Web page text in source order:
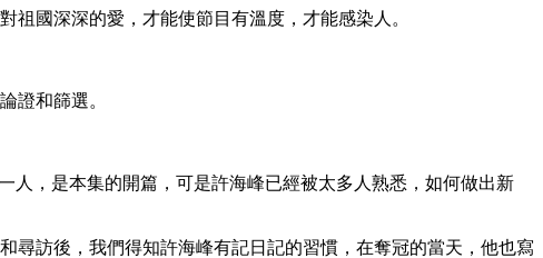
國深深的愛，才能使節目有溫度，才能感染人。
證和篩選。
，是本集的開篇，可是許海峰已經被太多人熟悉，如何做出新
訪後，我們得知許海峰有記日記的習慣，在奪冠的當天，他也寫